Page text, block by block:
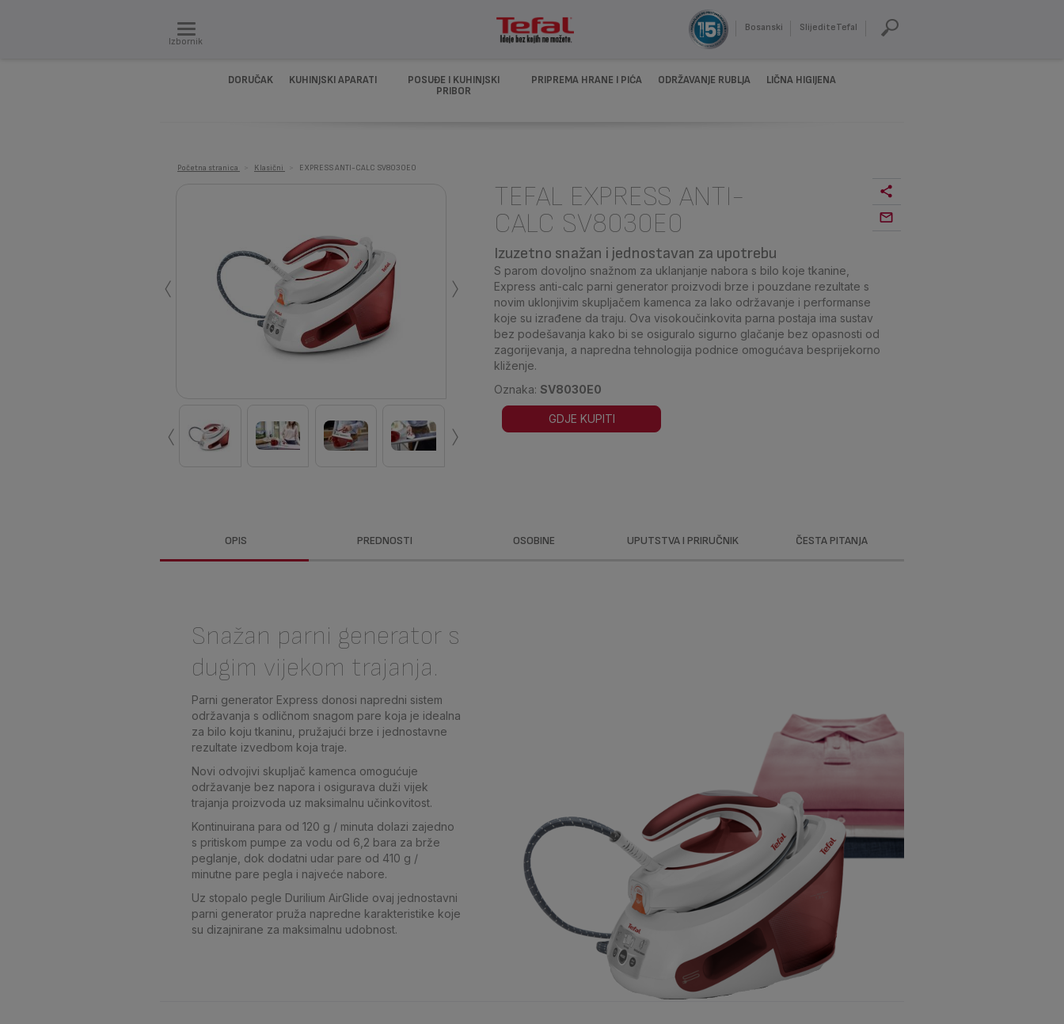
Izbornik
Bosanski SlijediteTefal
DORUČAK KUHINJSKI APARATI
POSUĐE I KUHINJSKI
PRIBOR
PRIPREMA HRANE I PIĆA ODRŽAVANJE RUBLJA LIČNA HIGIJENA
Početna stranica Klasični EXPRESS ANTI-CALC SV8030E0
‹ ›
‹ ›
TEFAL EXPRESS ANTI-
CALC SV8030E0
Izuzetno snažan i jednostavan za upotrebu
S parom dovoljno snažnom za uklanjanje nabora s bilo koje tkanine,
Express anti-calc parni generator proizvodi brze i pouzdane rezultate s
novim uklonjivim skupljačem kamenca za lako održavanje i performanse
koje su izrađene da traju. Ova visokoučinkovita parna postaja ima sustav
bez podešavanja kako bi se osiguralo sigurno glačanje bez opasnosti od
zagorijevanja, a napredna tehnologija podnice omogućava besprijekorno
kliženje.
Oznaka: SV8030E0
GDJE KUPITI
OPIS PREDNOSTI OSOBINE UPUTSTVA I PRIRUČNIK ČESTA PITANJA
Snažan parni generator s
dugim vijekom trajanja.
Parni generator Express donosi napredni sistem
održavanja s odličnom snagom pare koja je idealna
za bilo koju tkaninu, pružajući brze i jednostavne
rezultate izvedbom koja traje.
Novi odvojivi skupljač kamenca omogućuje
održavanje bez napora i osigurava duži vijek
trajanja proizvoda uz maksimalnu učinkovitost.
Kontinuirana para od 120 g / minuta dolazi zajedno
s pritiskom pumpe za vodu od 6,2 bara za brže
peglanje, dok dodatni udar pare od 410 g /
minutne pare pegla i najveće nabore.
Uz stopalo pegle Durilium AirGlide ovaj jednostavni
parni generator pruža napredne karakteristike koje
su dizajnirane za maksimalnu udobnost.